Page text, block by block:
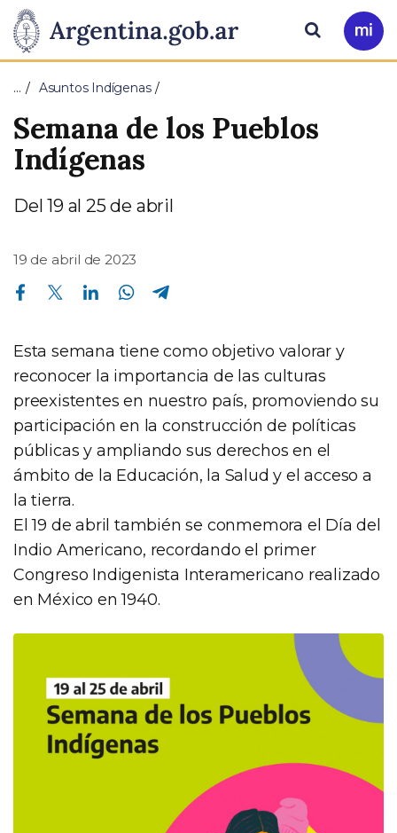
Presidencia
de
la
Nación
Pasar al contenido principal
Ir
a
Buscar
… Asuntos Indígenas
Semana de los Pueblos
Indígenas
Del 19 al 25 de abril
19 de abril de 2023
Compartir en Facebook Compartir en Twitter Compartir en Linkedin Compartir en Whatsapp
Esta semana tiene como objetivo valorar y
reconocer la importancia de las culturas
preexistentes en nuestro país, promoviendo su
participación en la construcción de políticas
públicas y ampliando sus derechos en el
ámbito de la Educación, la Salud y el acceso a
la tierra.
El 19 de abril también se conmemora el Día del
Indio Americano, recordando el primer
Congreso Indigenista Interamericano realizado
en México en 1940.